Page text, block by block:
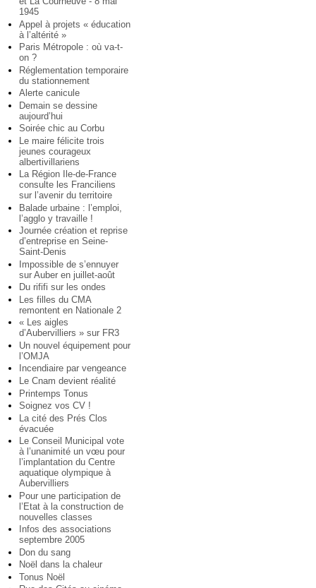
1945
Appel à projets « éducation
à l’altérité »
Paris Métropole : où va-t-
on ?
Réglementation temporaire
du stationnement
Alerte canicule
Demain se dessine
aujourd’hui
Soirée chic au Corbu
Le maire félicite trois
jeunes courageux
albertivillariens
La Région Ile-de-France
consulte les Franciliens
sur l’avenir du territoire
Balade urbaine : l’emploi,
l’agglo y travaille !
Journée création et reprise
d’entreprise en Seine-
Saint-Denis
Impossible de s’ennuyer
sur Auber en juillet-août
Du rififi sur les ondes
Les filles du CMA
remontent en Nationale 2
« Les aigles
d’Aubervilliers » sur FR3
Un nouvel équipement pour
l’OMJA
Incendiaire par vengeance
Le Cnam devient réalité
Printemps Tonus
Soignez vos CV !
La cité des Prés Clos
évacuée
Le Conseil Municipal vote
à l’unanimité un vœu pour
l’implantation du Centre
aquatique olympique à
Aubervilliers
Pour une participation de
l’Etat à la construction de
nouvelles classes
Infos des associations
septembre 2005
Don du sang
Noël dans la chaleur
Tonus Noël